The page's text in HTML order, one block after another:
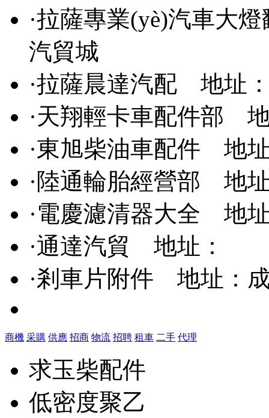
·拉薩專業(yè)汽車大
汽貿城
·拉薩晨達汽配 地址
·天翔輕卡車配件部 地
·東旭柴油車配件 地址
·陸通輪胎經營部 地址
·電慶濾清器大全 地
·通達汽貿
地址：
·剎車片附件 地址：
商機 采購 供應 招商 物流 招聘 租車 二手 代理
求玉柴配件
低密度聚乙